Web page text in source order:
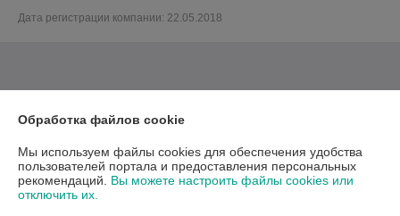
Дата регистрации компании: 22.05.2018
Обработка файлов cookie
Мы используем файлы cookies для обеспечения удобства
пользователей портала и предоставления персональных
рекомендаций. Вы можете настроить файлы cookies или
отключить их.